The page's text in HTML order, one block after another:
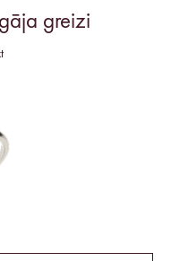
greizi